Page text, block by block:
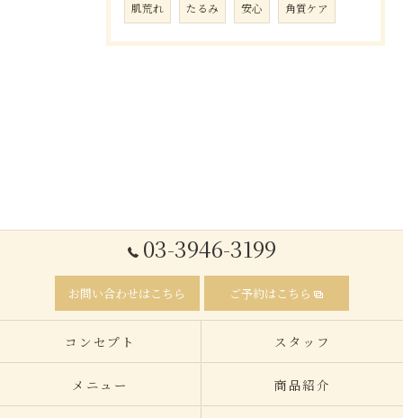
肌荒れ たるみ 安心 角質ケア
03-3946-3199
お問い合わせはこちら ご予約はこちら
コンセプト スタッフ
メニュー 商品紹介